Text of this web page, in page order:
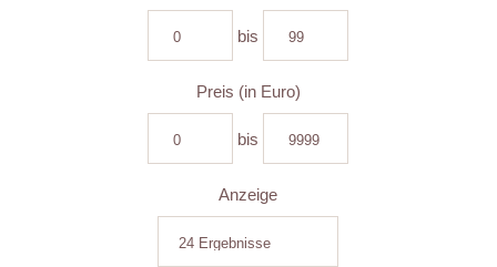
bis
Preis (in Euro)
bis
Anzeige